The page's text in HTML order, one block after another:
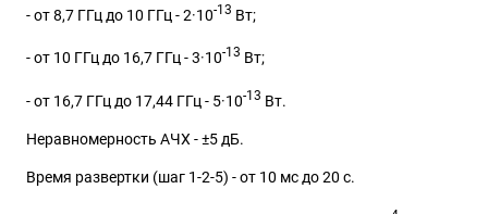
- от 8,7 ГГц до 10 ГГц - 2·10-13 Вт;
- от 10 ГГц до 16,7 ГГц - 3·10-13 Вт;
- от 16,7 ГГц до 17,44 ГГц - 5·10-13 Вт.
Неравномерность АЧХ - ±5 дБ.
Время развертки (шаг 1-2-5) - от 10 мс до 20 с.